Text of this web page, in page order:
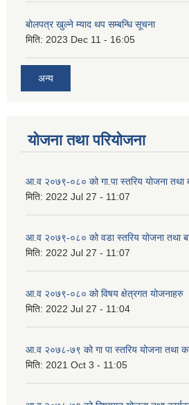
बोलपत्र खुल्ने म्याद थप सम्बन्धि सूचना
मिति: 2023 Dec 11 - 16:05
अन्य
योजना तथा परियोजना
आ.व २०७९-०८० को गा.पा स्तरिय योजना तथा
मिति: 2022 Jul 27 - 11:07
आ.व २०७९-०८० को वडा स्तरिय योजना तथा
मिति: 2022 Jul 27 - 11:07
आ.व २०७९-०८० को विषय क्षेत्रगत योजनाहरु
मिति: 2022 Jul 27 - 11:04
आ.व २०७८-७९ को गा पा स्तरिय योजना तथा
मिति: 2021 Oct 3 - 11:05